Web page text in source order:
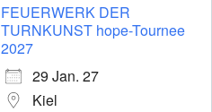
FEUERWERK DER
TURNKUNST hope-Tournee
2027
29 Jan. 27
Kiel